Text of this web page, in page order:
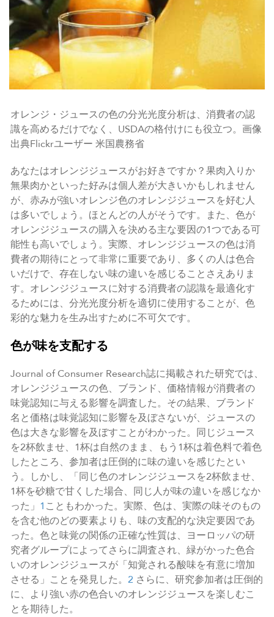
オレンジ・ジュースの色の分光光度分析は、消費者の認
識を高めるだけでなく、USDAの格付けにも役立つ。画像
出典Flickrユーザー 米国農務省
あなたはオレンジジュースがお好きですか？果肉入りか
無果肉かといった好みは個人差が大きいかもしれません
が、赤みが強いオレンジ色のオレンジジュースを好む人
は多いでしょう。ほとんどの人がそうです。また、色が
オレンジジュースの購入を決める主な要因の1つである可
能性も高いでしょう。実際、オレンジジュースの色は消
費者の期待にとって非常に重要であり、多くの人は色合
いだけで、存在しない味の違いを感じることさえありま
す。オレンジジュースに対する消費者の認識を最適化す
るためには、分光光度分析を適切に使用することが、色
彩的な魅力を生み出すために不可欠です。
色が味を支配する
Journal of Consumer Research誌に掲載された研究では、
オレンジジュースの色、ブランド、価格情報が消費者の
味覚認知に与える影響を調査した。その結果、ブランド
名と価格は味覚認知に影響を及ぼさないが、ジュースの
色は大きな影響を及ぼすことがわかった。同じジュース
を2杯飲ませ、1杯は自然のまま、もう1杯は着色料で着色
したところ、参加者は圧倒的に味の違いを感じたとい
う。しかし、「同じ色のオレンジジュースを2杯飲ませ、
1杯を砂糖で甘くした場合、同じ人が味の違いを感じなか
った」 1 こともわかった。実際、色は、実際の味そのもの
を含む他のどの要素よりも、味の支配的な決定要因であ
った。色と味覚の関係の正確な性質は、ヨーロッパの研
究者グループによってさらに調査され、緑がかった色合
いのオレンジジュースが「知覚される酸味を有意に増加
させる」ことを発見した。 2 さらに、研究参加者は圧倒的
に、より強い赤の色合いのオレンジジュースを楽しむこ
とを期待した。